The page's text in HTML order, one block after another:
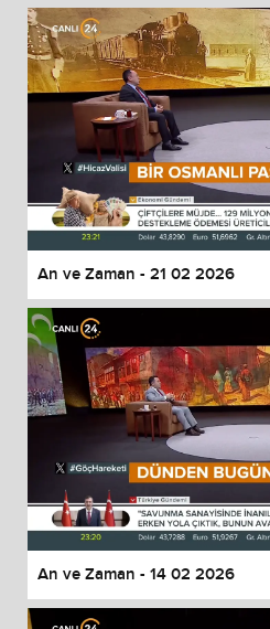
An ve Zaman - 21 02 2026
An ve Zaman - 14 02 2026